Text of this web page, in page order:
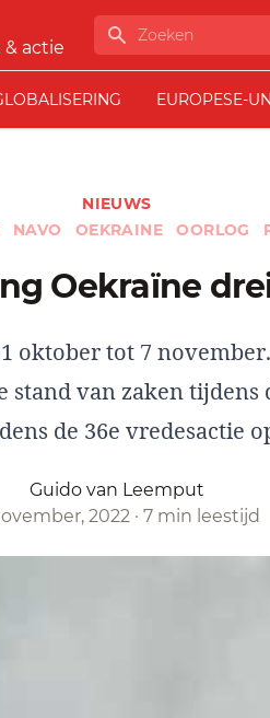
actie
Zoeken
EUROPESE-
NIEUWS
NAVO OEKRAINE OORLOG
Oekraïne
oktober tot 7 november.
stand van zaken tijdens
de 36e vredesactie
Guido van Leemput
2022 · 7 min leestijd